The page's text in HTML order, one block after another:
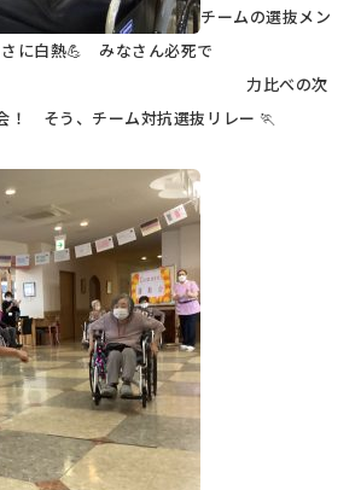
チームの選抜メン
に白熱💪 みなさん必死で
比べの次
！ そう、チーム対抗選抜リレー 🏃